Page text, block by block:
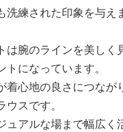
洗練された印象を与え
は腕のラインを美しく
になっています。
着心地の良さにつなが
スです。
ュアルな場まで幅広く